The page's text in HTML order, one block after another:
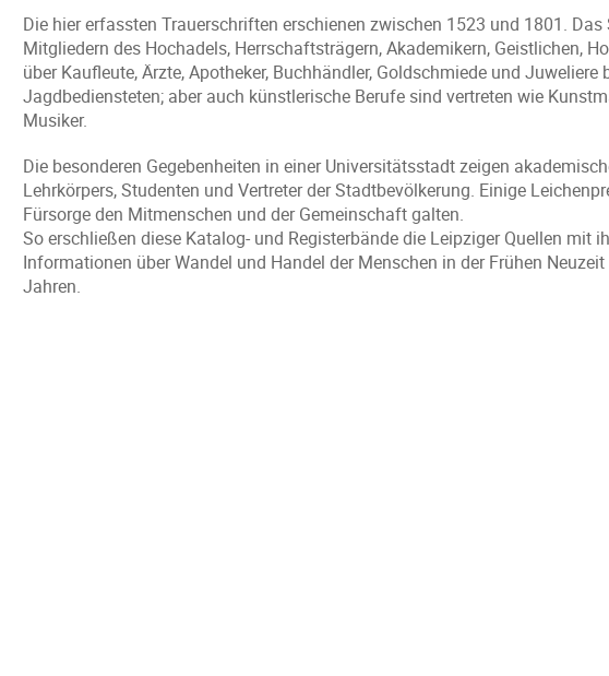
Die hier erfassten Trauerschriften erschienen zwischen 1523 und 1801.
Mitgliedern des Hochadels, Herrschaftsträgern, Akademikern, Geistlichen,
über Kaufleute, Ärzte, Apotheker, Buchhändler, Goldschmiede und
Jagdbediensteten; aber auch künstlerische Berufe sind vertreten wie
Musiker.
Die besonderen Gegebenheiten in einer Universitätsstadt zeigen
Lehrkörpers, Studenten und Vertreter der Stadtbevölkerung. Einige
Fürsorge den Mitmenschen und der Gemeinschaft galten.
So erschließen diese Katalog- und Registerbände die Leipziger Quellen mit
Informationen über Wandel und Handel der Menschen in der Frühen
Jahren.